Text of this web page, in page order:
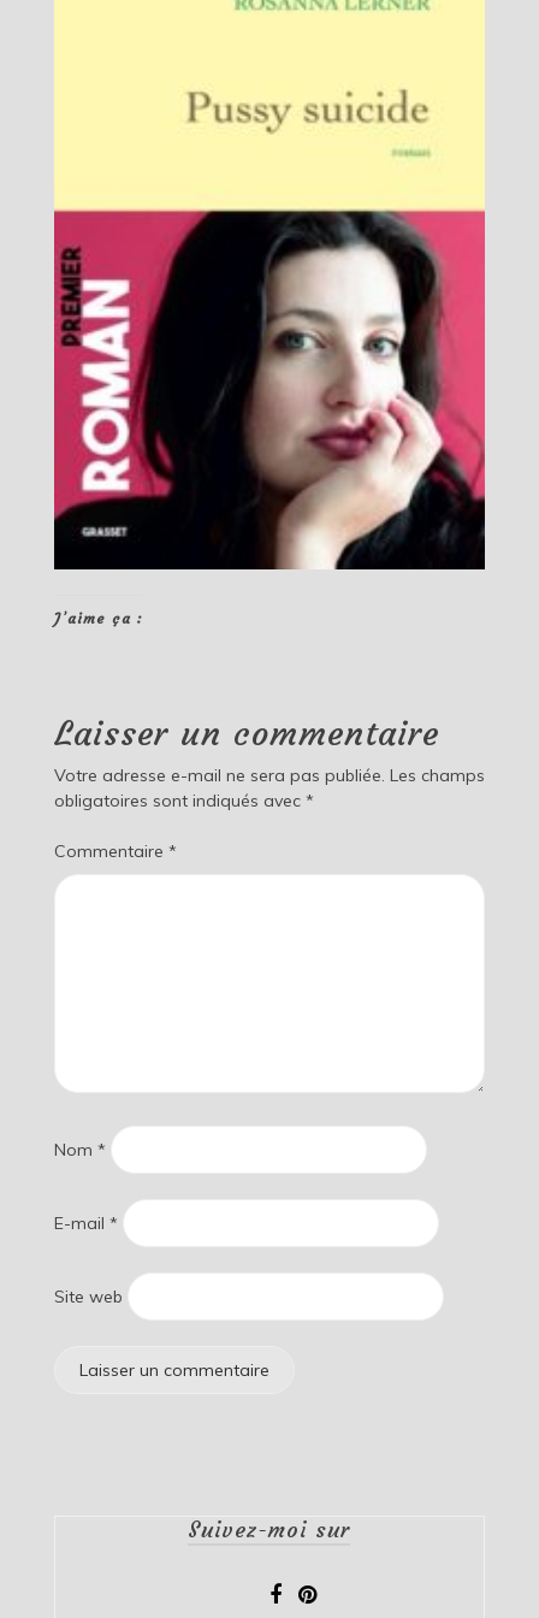
J’aime ça :
Laisser un commentaire
Votre adresse e-mail ne sera pas publiée. Les champs
obligatoires sont indiqués avec *
Commentaire *
Nom *
E-mail *
Site web
Suivez-moi sur